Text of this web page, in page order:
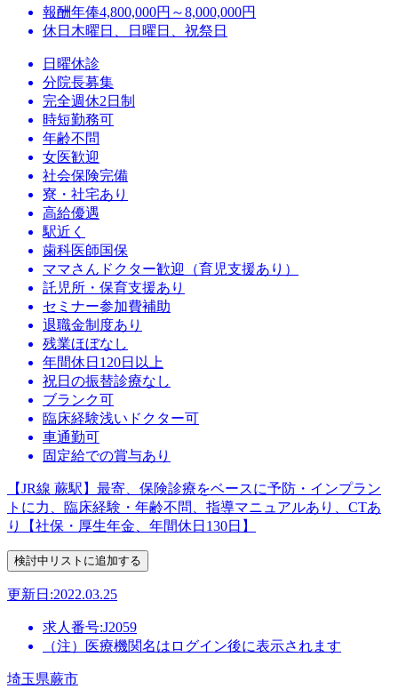
報酬年俸4,800,000円～8,000,000円
休日 木曜日、日曜日、祝祭日
日曜休診
分院長募集
完全週休2日制
時短勤務可
年齢不問
女医歓迎
社会保険完備
寮・社宅あり
高給優遇
駅近く
歯科医師国保
ママさんドクター歓迎（育児支援あり）
託児所・保育支援あり
セミナー参加費補助
退職金制度あり
残業ほぼなし
年間休日120日以上
祝日の振替診療なし
ブランク可
臨床経験浅いドクター可
車通勤可
固定給での賞与あり
【JR線 蕨駅】最寄、保険診療をベースに予防・インプラン
トに力、臨床経験・年齢不問、指導マニュアルあり、CTあ
り【社保・厚生年金、年間休日130日】
更新日:2022.03.25
求人番号:J2059
（注）医療機関名はログイン後に表示されます
埼玉県蕨市